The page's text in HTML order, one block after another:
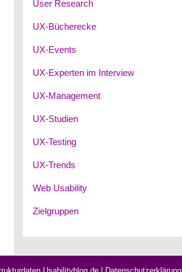
User Research
UX-Bücherecke
UX-Events
UX-Experten im Interview
UX-Management
UX-Studien
UX-Testing
UX-Trends
Web Usability
Zielgruppen